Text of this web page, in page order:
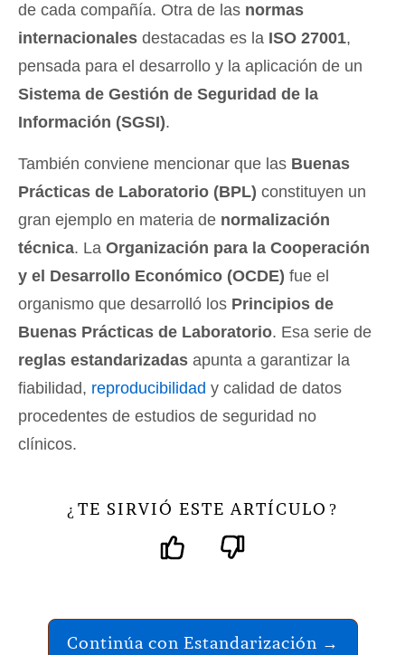
de cada compañía. Otra de las normas
internacionales destacadas es la ISO 27001,
pensada para el desarrollo y la aplicación de un
Sistema de Gestión de Seguridad de la
Información (SGSI).
También conviene mencionar que las Buenas
Prácticas de Laboratorio (BPL) constituyen un
gran ejemplo en materia de normalización
técnica. La Organización para la Cooperación
y el Desarrollo Económico (OCDE) fue el
organismo que desarrolló los Principios de
Buenas Prácticas de Laboratorio. Esa serie de
reglas estandarizadas apunta a garantizar la
fiabilidad, reproducibilidad y calidad de datos
procedentes de estudios de seguridad no
clínicos.
¿ TE SIRVIÓ ESTE ARTÍCULO ?
Continúa con Estandarización →